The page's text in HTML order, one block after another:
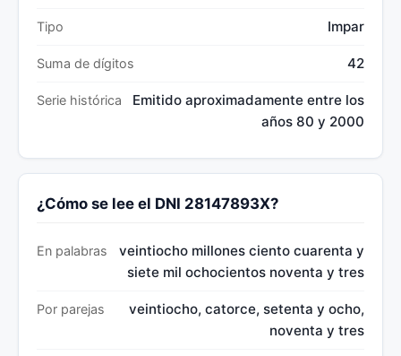
Tipo Impar
Suma de dígitos 42
Serie histórica
Emitido aproximadamente entre los
años 80 y 2000
¿Cómo se lee el DNI 28147893X?
En palabras
veintiocho millones ciento cuarenta y
siete mil ochocientos noventa y tres
Por parejas
veintiocho, catorce, setenta y ocho,
noventa y tres